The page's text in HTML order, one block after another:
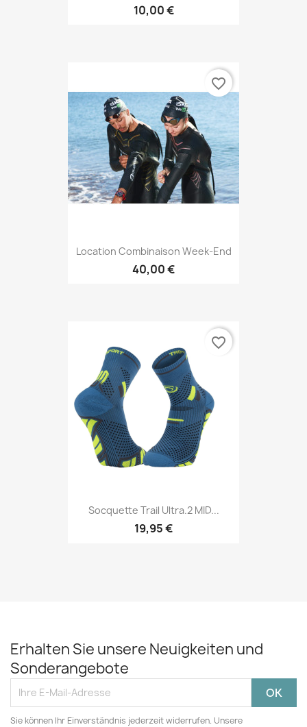
10,00 €
Location Combinaison Week-End
40,00 €
favorite_border
Socquette Trail Ultra.2 MID...
19,95 €
favorite_border
Erhalten Sie unsere Neuigkeiten und
Sonderangebote
Sie können Ihr Einverständnis jederzeit widerrufen. Unsere